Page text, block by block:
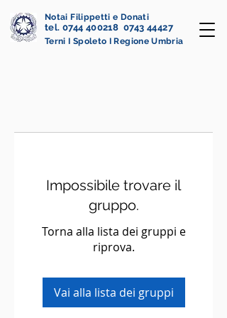
Notai Filippetti e Donati
tel. 0744 400218 0743 44427
Terni I Spoleto I Regione Umbria
Impossibile trovare il
gruppo.
Torna alla lista dei gruppi e
riprova.
Vai alla lista dei gruppi